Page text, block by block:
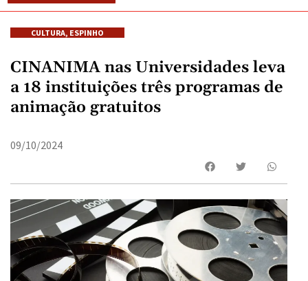
CULTURA, ESPINHO
CINANIMA nas Universidades leva
a 18 instituições três programas de
animação gratuitos
09/10/2024